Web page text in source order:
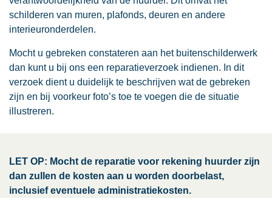
schilderen van muren, plafonds, deuren en andere
interieuronderdelen.
Mocht u gebreken constateren aan het buitenschilderwerk
dan kunt u bij ons een reparatieverzoek indienen. In dit
verzoek dient u duidelijk te beschrijven wat de gebreken
zijn en bij voorkeur foto’s toe te voegen die de situatie
illustreren.
LET OP: Mocht de reparatie voor rekening huurder zijn
dan zullen de kosten aan u worden doorbelast,
inclusief eventuele administratiekosten.